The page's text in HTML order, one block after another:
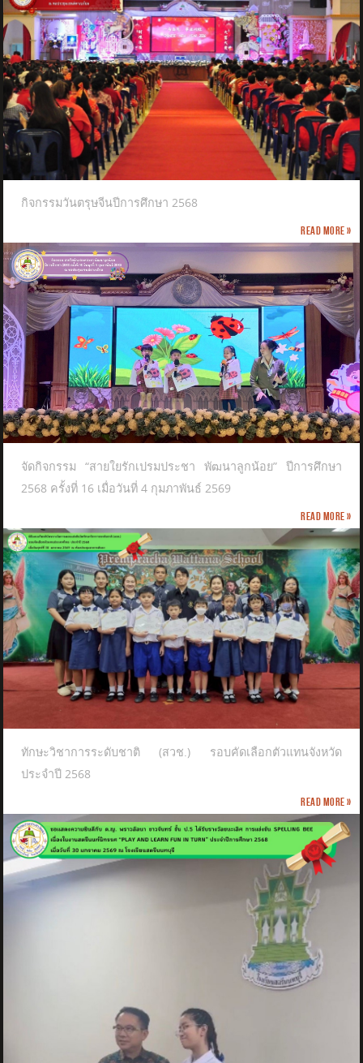
กิจกรรมวันตรุษจีนปีการศึกษา 2568
Read more »
จัดกิจกรรม “สายใยรักเปรมประชา พัฒนาลูกน้อย” ปีการศึกษา
2568 ครั้งที่ 16 เมื่อวันที่ 4 กุมภาพันธ์ 2569
Read more »
ทักษะวิชาการระดับชาติ (สวช.) รอบคัดเลือกตัวแทนจังหวัด
ประจำปี 2568
Read more »